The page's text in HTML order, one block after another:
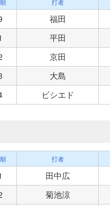
打者
福田
平田
京田
大島
ビシエド
打者
田中広
菊池涼